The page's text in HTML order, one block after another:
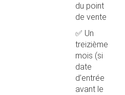
du point
de vente
✅ Un
treizième
mois (si
date
d’entrée
avant le